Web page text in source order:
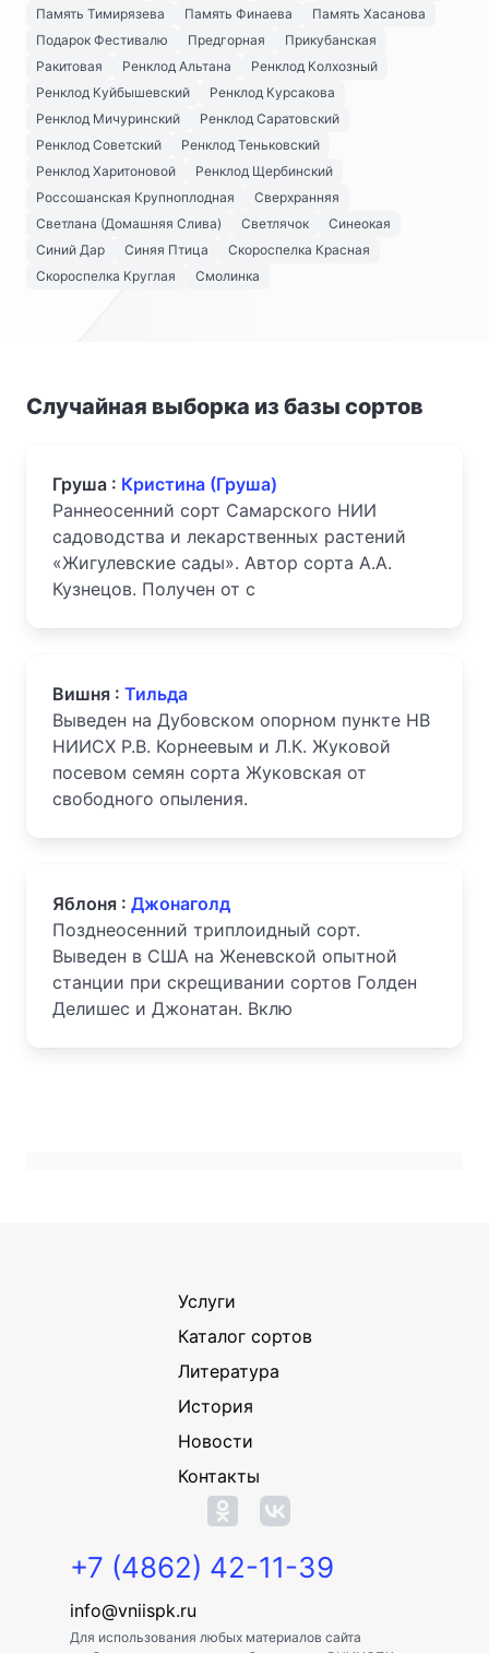
Память Тимирязева
Память Финаева
Память Хасанова
Подарок Фестивалю
Предгорная
Прикубанская
Ракитовая
Ренклод Альтана
Ренклод Колхозный
Ренклод Куйбышевский
Ренклод Курсакова
Ренклод Мичуринский
Ренклод Саратовский
Ренклод Советский
Ренклод Теньковский
Ренклод Харитоновой
Ренклод Щербинский
Россошанская Крупноплодная
Сверхранняя
Светлана (Домашняя Слива)
Светлячок
Синеокая
Синий Дар
Синяя Птица
Скороспелка Красная
Скороспелка Круглая
Смолинка
Случайная выборка из базы сортов
Груша : Кристина (Груша)
Раннеосенний сорт Самарского НИИ
садоводства и лекарственных растений
«Жигулевские сады». Автор сорта А.А.
Кузнецов. Получен от с
Вишня : Тильда
Выведен на Дубовском опорном пункте НВ
НИИСХ Р.В. Корнеевым и Л.К. Жуковой
посевом семян сорта Жуковская от
свободного опыления.
Яблоня : Джонаголд
Позднеосенний триплоидный сорт.
Выведен в CША на Женевской опытной
станции при скрещивании сортов Голден
Делишес и Джонатан. Вклю
Услуги
Каталог сортов
Литература
История
Новости
Контакты
+7 (4862) 42-11-39
info@vniispk.ru
Для использования любых материалов сайта